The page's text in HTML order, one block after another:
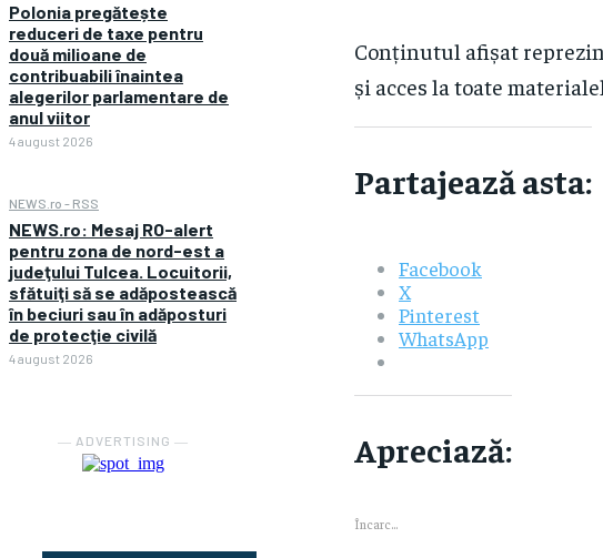
Polonia pregătește
reduceri de taxe pentru
două milioane de
contribuabili înaintea
alegerilor parlamentare de
anul viitor
4 august 2026
NEWS.ro - RSS
NEWS.ro: Mesaj RO-alert
pentru zona de nord-est a
judeţului Tulcea. Locuitorii,
sfătuiţi să se adăpostească
în beciuri sau în adăposturi
de protecţie civilă
4 august 2026
― ADVERTISING ―
Conținutul afișat
și acces la toate
Partajează asta:
Facebook
X
Pinterest
WhatsApp
Apreciază:
Încarc...